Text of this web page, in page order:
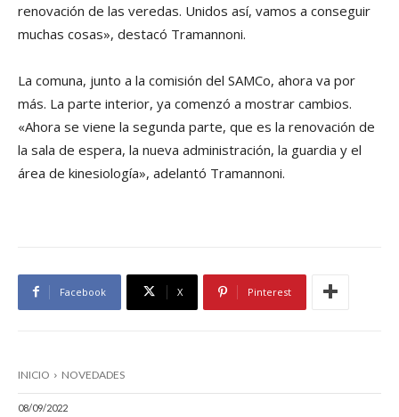
renovación de las veredas. Unidos así, vamos a conseguir
muchas cosas», destacó Tramannoni.
La comuna, junto a la comisión del SAMCo, ahora va por
más. La parte interior, ya comenzó a mostrar cambios.
«Ahora se viene la segunda parte, que es la renovación de
la sala de espera, la nueva administración, la guardia y el
área de kinesiología», adelantó Tramannoni.
Facebook X Pinterest
INICIO NOVEDADES
08/09/2022